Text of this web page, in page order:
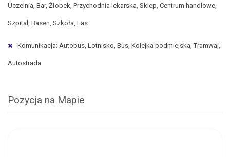
Uczelnia, Bar, Żłobek, Przychodnia lekarska, Sklep, Centrum handlowe,
Szpital, Basen, Szkoła, Las
Komunikacja: Autobus, Lotnisko, Bus, Kolejka podmiejska, Tramwaj,
Autostrada
Pozycja na Mapie